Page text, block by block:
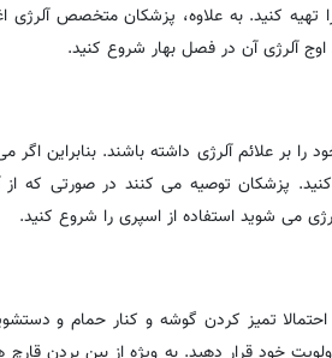
تهیه کنید. به علاوه، پزشکان متخصص
آلرژی آن در فصل بهار شروع کنید.
بر علائم آلرژی داشته باشند. بنابراین اگر
پزشکان توصیه می کنند در صورتی که از
می شوید استفاده از اسپری را شروع کنید.
تمیز کردن گوشه و کنار حمام و
خود قرار دهید. به ویژه از بین بردن